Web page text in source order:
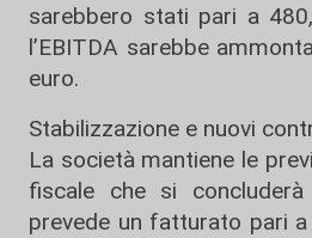
sarebbero stati pari a
l’EBITDA sarebbe
euro.
Stabilizzazione e nuovi
La società mantiene le
fiscale che si
prevede un fatturato pari